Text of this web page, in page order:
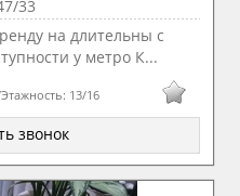
33
на длительны с
у метро К...
13/16
звонок